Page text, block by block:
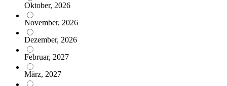
Oktober, 2026
November, 2026
Dezember, 2026
Februar, 2027
März, 2027